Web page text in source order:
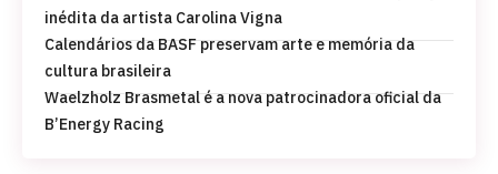
inédita da artista Carolina Vigna
Calendários da BASF preservam arte e memória da
cultura brasileira
Waelzholz Brasmetal é a nova patrocinadora oficial da
B’Energy Racing